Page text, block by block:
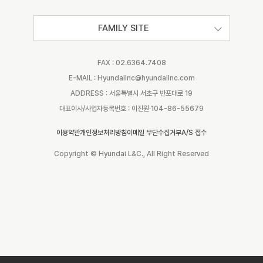
FAMILY SITE
FAX : 02.6364.7408
E-MAIL : Hyundailnc@hyundailnc.com
ADDRESS : 서울특별시 서초구 반포대로 19
대표이사/사업자등록번호 : 이진원·104-86-55679
이용약관개인정보처리방침이메일 무단수집거부A/S 접수
Copyright © Hyundai L&C., All Right Reserved